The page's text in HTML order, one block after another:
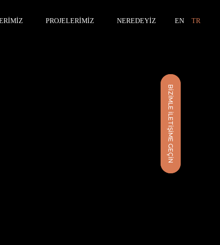
PROJELERIMIZ NEREDEYIZ EN TR
BIZIMLE İLETIŞIME GEÇIN